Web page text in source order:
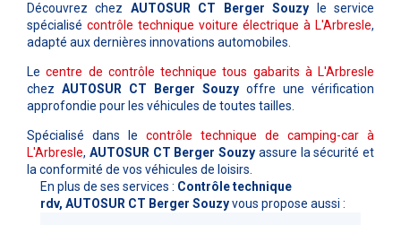
Découvrez chez AUTOSUR CT Berger Souzy le service
spécialisé contrôle technique voiture électrique à L'Arbresle,
adapté aux dernières innovations automobiles.
Lecentre de contrôle technique tous gabarits à L'Arbresle
chez AUTOSUR CT Berger Souzy offre une vérification
approfondie pour les véhicules de toutes tailles.
Spécialisé dans le contrôle technique de camping-car à
L'Arbresle, AUTOSUR CT Berger Souzy assure la sécurité et
la conformité de vos véhicules de loisirs.
En plus de ses services : Contrôle technique
rdv, AUTOSUR CT Berger Souzyvous propose aussi :